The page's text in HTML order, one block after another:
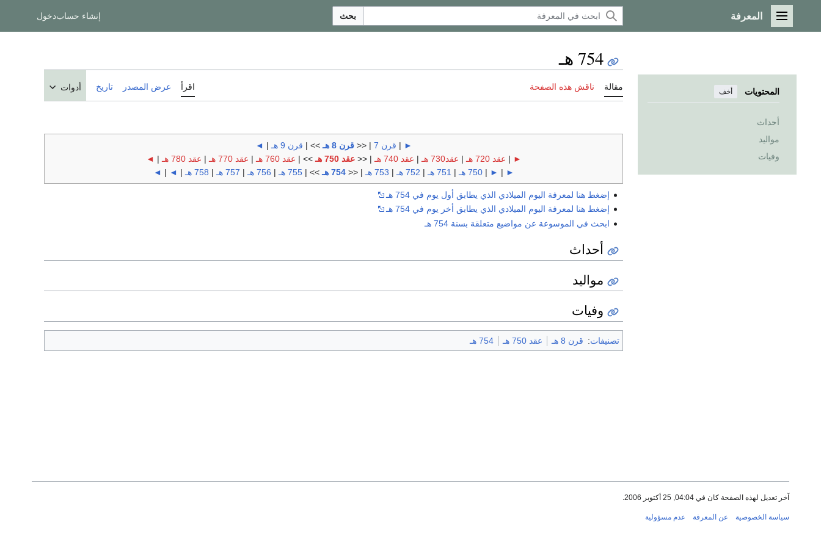
القائمة الرئيسية
المعرفة بحث إنشاء حسابدخول
المحتويات أخف
أحداث
مواليد
وفيات
754 هـ
مقالة ناقش هذه الصفحة اقرأ عرض المصدر تاريخ أدوات
►
| قرن 7 | <<قرن 8 هـ >> | قرن 9 هـ |
◄
►
| عقد 720 هـ | عقد730 هـ | عقد 740 هـ | <<عقد 750 هـ >> | عقد 760 هـ | عقد 770 هـ | عقد 780 هـ |
◄
►
|
►
|750 هـ | 751 هـ | 752 هـ | 753 هـ | <<754 هـ >> |755 هـ | 756 هـ | 757 هـ | 758 هـ |
◄
|
◄
إضغط هنا لمعرفة اليوم الميلادي الذي يطابق أول يوم في 754 هـ
إضغط هنا لمعرفة اليوم الميلادي الذي يطابق أخر يوم في 754 هـ
ابحث في الموسوعة عن مواضيع متعلقة بسنة 754 هـ
أحداث
مواليد
وفيات
تصنيفات: قرن 8 هـ عقد 750 هـ 754 هـ
آخر تعديل لهذه الصفحة كان في 04:04, 25 أكتوبر 2006.
سياسة الخصوصية عن المعرفة عدم مسؤولية